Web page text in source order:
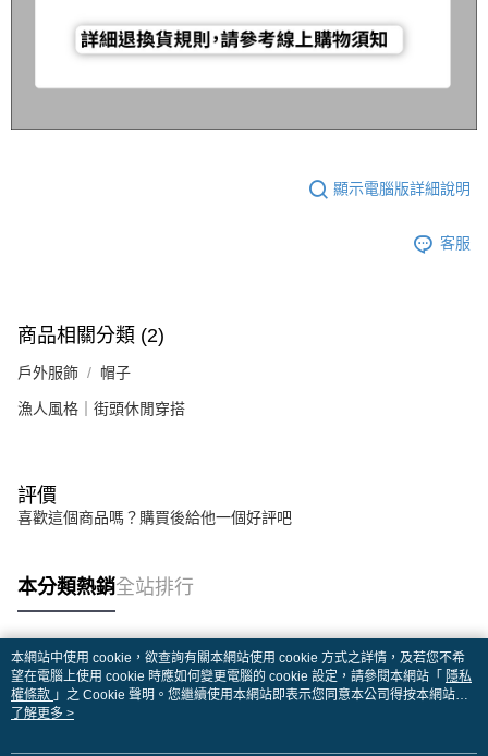
顯示電腦版詳細說明
客服
商品相關分類 (2)
戶外服飾 帽子
漁人風格｜街頭休閒穿搭
評價
喜歡這個商品嗎？購買後給他一個好評吧
本分類熱銷全站排行
熱門標籤
本網站中使用 cookie，欲查詢有關本網站使用 cookie 方式之詳情，及若您不希
望在電腦上使用 cookie 時應如何變更電腦的 cookie 設定，請參閱本網站「 隱私
權條款 」之 Cookie 聲明。您繼續使用本網站即表示您同意本公司得按本網站使
用條款之 Cookie 聲明使用 cookie。
了解更多 >